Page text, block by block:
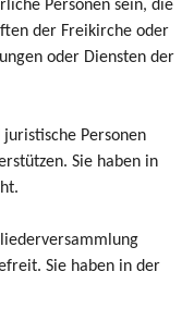
Personen sein, die
der Freikirche oder
oder Diensten der
Personen
Sie haben in
Sie haben in der